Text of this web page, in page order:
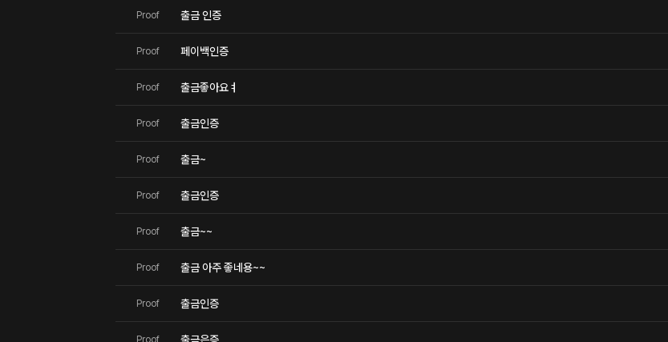
Proof 출금 인증
Proof 페이백인증
Proof 출금좋아요ㅕ
Proof 출금인증
Proof 출금~
Proof 출금인증
Proof 출금~~
Proof 출금 아주 좋네용~~
Proof 출금인증
Proof